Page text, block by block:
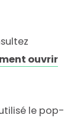
ouvrir
le pop-